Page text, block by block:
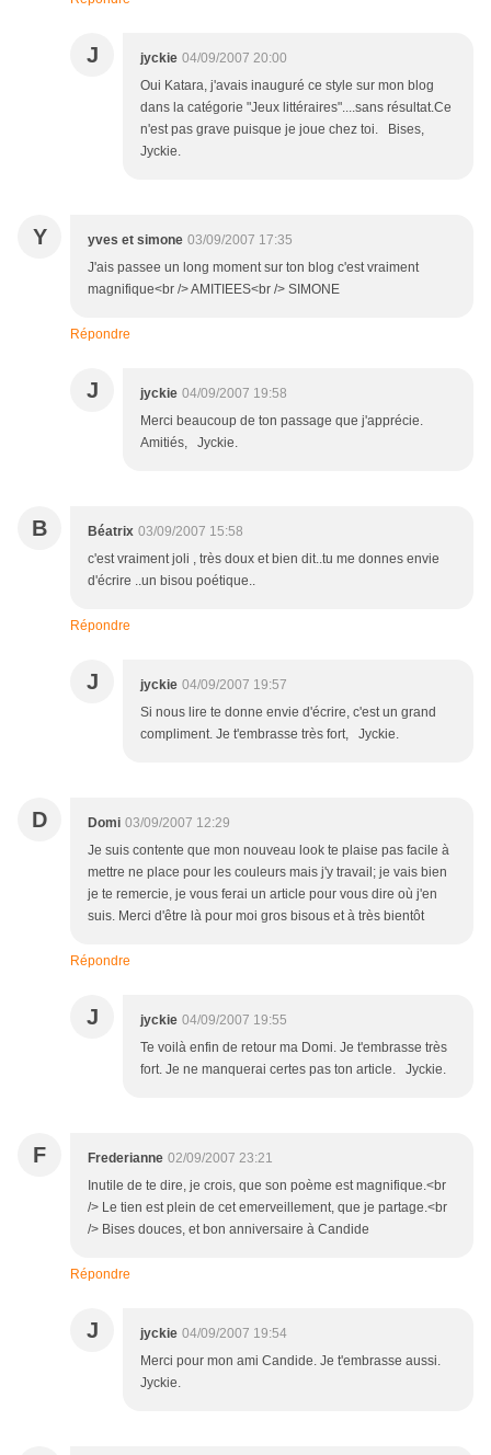
J jyckie 04/09/2007 20:00
Oui Katara, j'avais inauguré ce style sur mon blog
dans la catégorie "Jeux littéraires"....sans résultat.Ce
n'est pas grave puisque je joue chez toi. Bises,
Jyckie.
Y yves et simone 03/09/2007 17:35
J'ais passee un long moment sur ton blog c'est vraiment
magnifique<br /> AMITIEES<br /> SIMONE
Répondre
J jyckie 04/09/2007 19:58
Merci beaucoup de ton passage que j'apprécie.
Amitiés, Jyckie.
B Béatrix 03/09/2007 15:58
c'est vraiment joli , très doux et bien dit..tu me donnes envie
d'écrire ..un bisou poétique..
Répondre
J jyckie 04/09/2007 19:57
Si nous lire te donne envie d'écrire, c'est un grand
compliment. Je t'embrasse très fort, Jyckie.
D Domi 03/09/2007 12:29
Je suis contente que mon nouveau look te plaise pas facile à
mettre ne place pour les couleurs mais j'y travail; je vais bien
je te remercie, je vous ferai un article pour vous dire où j'en
suis. Merci d'être là pour moi gros bisous et à très bientôt
Répondre
J jyckie 04/09/2007 19:55
Te voilà enfin de retour ma Domi. Je t'embrasse très
fort. Je ne manquerai certes pas ton article. Jyckie.
F Frederianne 02/09/2007 23:21
Inutile de te dire, je crois, que son poème est magnifique.<br
/> Le tien est plein de cet emerveillement, que je partage.<br
/> Bises douces, et bon anniversaire à Candide
Répondre
J jyckie 04/09/2007 19:54
Merci pour mon ami Candide. Je t'embrasse aussi.
Jyckie.